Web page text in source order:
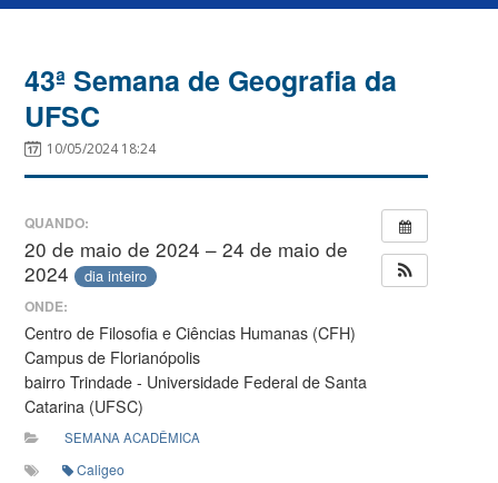
43ª Semana de Geografia da
UFSC
10/05/2024 18:24
QUANDO:
20 de maio de 2024 – 24 de maio de
2024 dia inteiro
ONDE:
Centro de Filosofia e Ciências Humanas (CFH)
Campus de Florianópolis
bairro Trindade - Universidade Federal de Santa
Catarina (UFSC)
SEMANA ACADÊMICA
Caligeo